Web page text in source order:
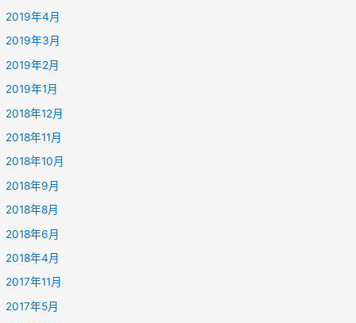
2019年4月
2019年3月
2019年2月
2019年1月
2018年12月
2018年11月
2018年10月
2018年9月
2018年8月
2018年6月
2018年4月
2017年11月
2017年5月